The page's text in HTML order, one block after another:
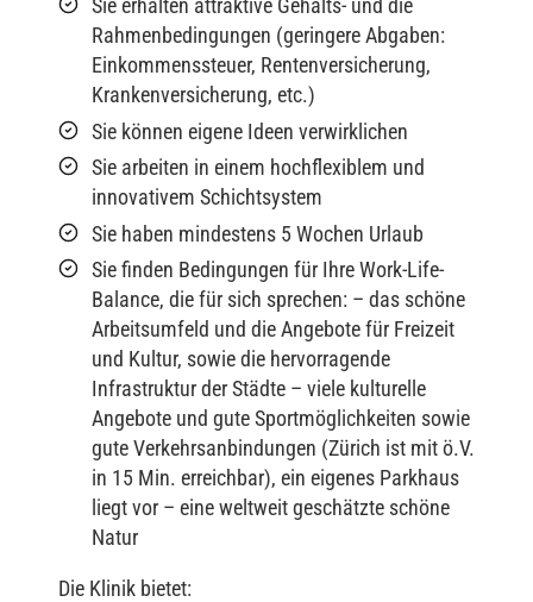
Sie erhalten attraktive Gehalts- und die
Rahmenbedingungen (geringere Abgaben:
Einkommenssteuer, Rentenversicherung,
Krankenversicherung, etc.)
Sie können eigene Ideen verwirklichen
Sie arbeiten in einem hochflexiblem und
innovativem Schichtsystem
Sie haben mindestens 5 Wochen Urlaub
Sie finden Bedingungen für Ihre Work-Life-
Balance, die für sich sprechen: – das schöne
Arbeitsumfeld und die Angebote für Freizeit
und Kultur, sowie die hervorragende
Infrastruktur der Städte – viele kulturelle
Angebote und gute Sportmöglichkeiten sowie
gute Verkehrsanbindungen (Zürich ist mit ö.V.
in 15 Min. erreichbar), ein eigenes Parkhaus
liegt vor – eine weltweit geschätzte schöne
Natur
Die Klinik bietet: